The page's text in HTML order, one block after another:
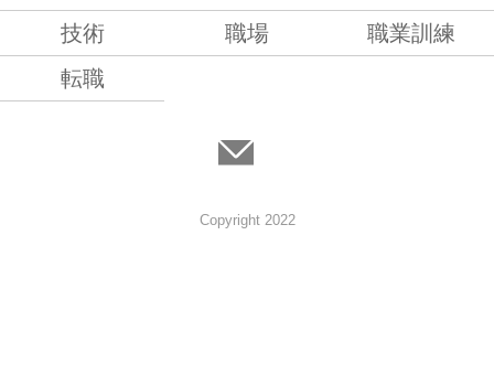
技術
職場
職業訓練
転職
Copyright 2022